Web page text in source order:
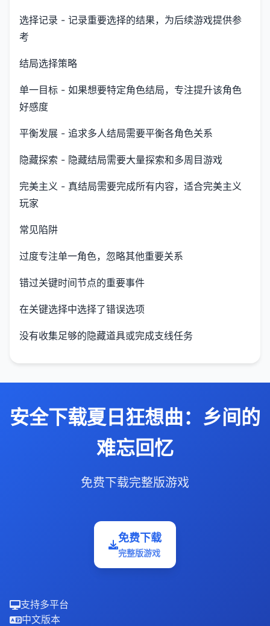
选择记录 - 记录重要选择的结果，为后续游戏提供参
考
结局选择策略
单一目标 - 如果想要特定角色结局，专注提升该角色
好感度
平衡发展 - 追求多人结局需要平衡各角色关系
隐藏探索 - 隐藏结局需要大量探索和多周目游戏
完美主义 - 真结局需要完成所有内容，适合完美主义
玩家
常见陷阱
过度专注单一角色，忽略其他重要关系
错过关键时间节点的重要事件
在关键选择中选择了错误选项
没有收集足够的隐藏道具或完成支线任务
安全下载夏日狂想曲：乡间的
难忘回忆
免费下载完整版游戏
免费下载
完整版游戏
支持多平台
中文版本